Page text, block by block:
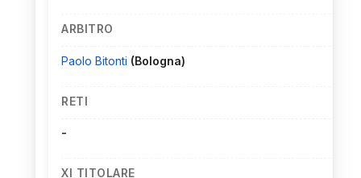
ARBITRO
Paolo Bitonti (Bologna)
RETI
-
XI TITOLARE